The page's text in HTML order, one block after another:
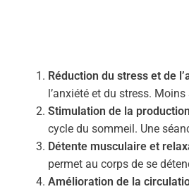
Réduction du stress et de
l’anxiété et du stress.
Stimulation de la
cycle du sommeil. Une
Détente musculaire et
permet au corps de se
Amélioration de la